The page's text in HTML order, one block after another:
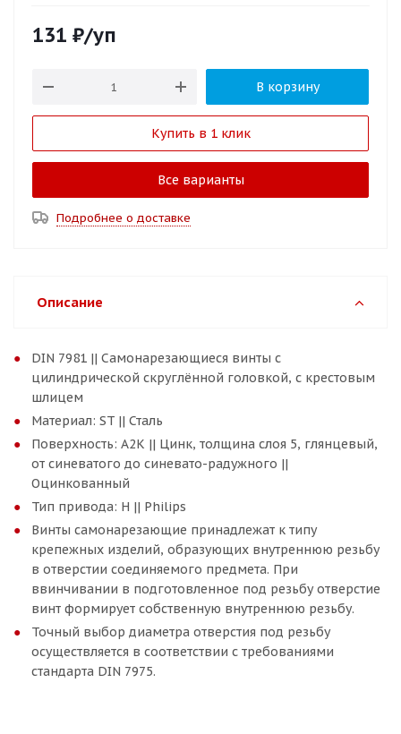
131 ₽/уп
В корзину
Купить в 1 клик
Все варианты
Подробнее о доставке
Описание
DIN 7981 || Самонарезающиеся винты с
цилиндрической скруглённой головкой, с крестовым
шлицем
Материал: ST || Сталь
Поверхность: A2K || Цинк, толщина слоя 5, глянцевый,
от синеватого до синевато-радужного ||
Оцинкованный
Тип привода: H || Philips
Винты самонарезающие принадлежат к типу
крепежных изделий, образующих внутреннюю резьбу
в отверстии соединяемого предмета. При
ввинчивании в подготовленное под резьбу отверстие
винт формирует собственную внутреннюю резьбу.
Точный выбор диаметра отверстия под резьбу
осуществляется в соответствии с требованиями
стандарта DIN 7975.